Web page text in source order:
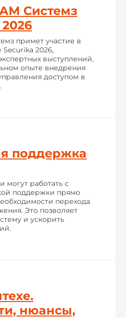
Системз
примет участие в
2026,
выступлений,
опыте внедрения
доступом в
поддержка
могут работать с
поддержки прямо
перехода
Это позволяет
и ускорить
нюансы,